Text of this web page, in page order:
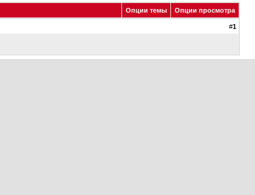
Опции темы Опции просмотра
#1